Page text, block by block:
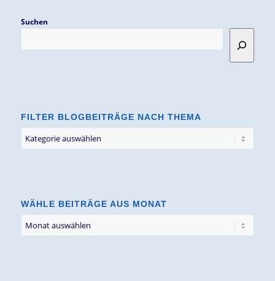
Suchen
FILTER BLOGBEITRÄGE NACH THEMA
Blogbeiträge
WÄHLE BEITRÄGE AUS MONAT